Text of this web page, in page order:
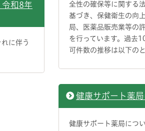
和8年
に伴う
全性の確保等に関する
基づき、保健衛生の向
局、医薬品販売業等の
を行っています。過去
可件数の推移は以下の
健康サポート薬
健康サポート薬局につ